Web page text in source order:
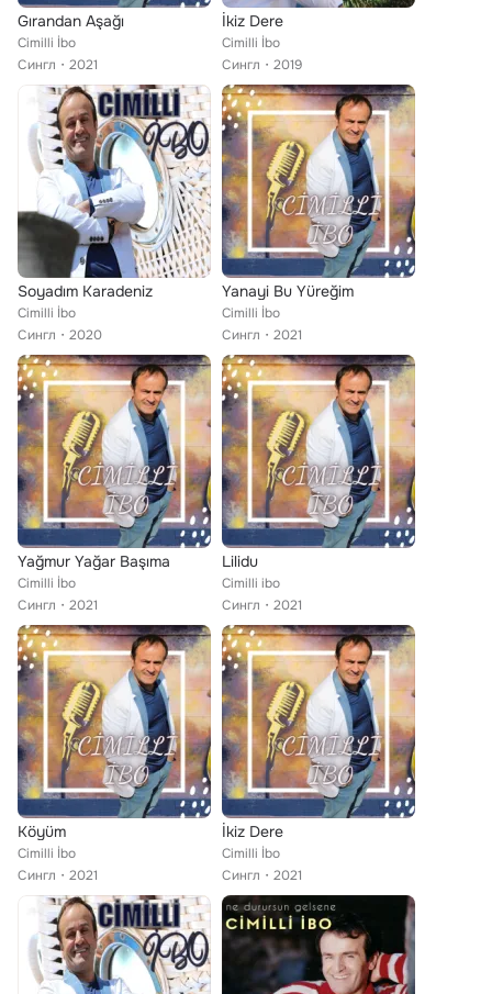
Gırandan Aşağı
Cimilli İbo
Сингл
2021
İkiz Dere
Cimilli İbo
Сингл
2019
Soyadım Karadeniz
Cimilli İbo
Сингл
2020
Yanayi Bu Yüreğim
Cimilli İbo
Сингл
2021
Yağmur Yağar Başıma
Cimilli İbo
Сингл
2021
Lilidu
Cimilli ibo
Сингл
2021
Köyüm
Cimilli İbo
Сингл
2021
İkiz Dere
Cimilli İbo
Сингл
2021